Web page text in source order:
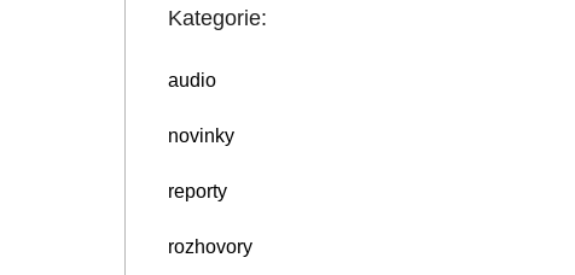
Kategorie:
audio
novinky
reporty
rozhovory